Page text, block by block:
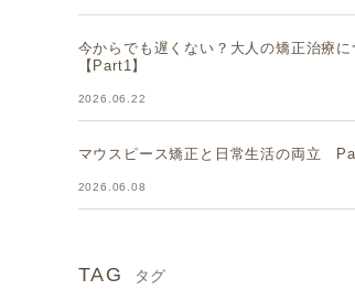
今からでも遅くない？大人の矯正治療に
【Part1】
2026.06.22
マウスピース矯正と日常生活の両立
2026.06.08
TAG タグ